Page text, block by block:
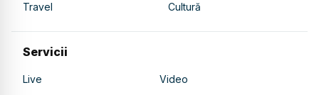
Travel
Cultură
Servicii
Live Video